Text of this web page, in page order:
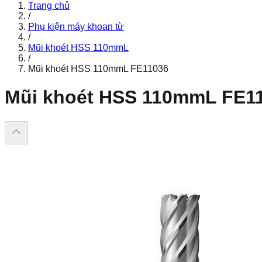
Trang chủ
/
Phụ kiện máy khoan từ
/
Mũi khoét HSS 110mmL
/
Mũi khoét HSS 110mmL FE11036
Mũi khoét HSS 110mmL